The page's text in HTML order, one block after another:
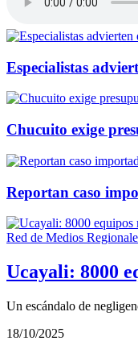
Especialistas
Chucuito exige
Reportan caso
Red de Medios
Ucayali: 8000
Un escándalo de
18/10/2025